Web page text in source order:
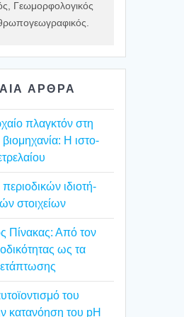
Γεωμορφολογικός
ΑΡΘΡΑ
πλαγ­κτόν στη
Η ιστο­
ιδιο­τή­
στοι­χεί­ων
Πίνα­κας: Από τον
ως τα
του
κατα­νό­η­ση του pH